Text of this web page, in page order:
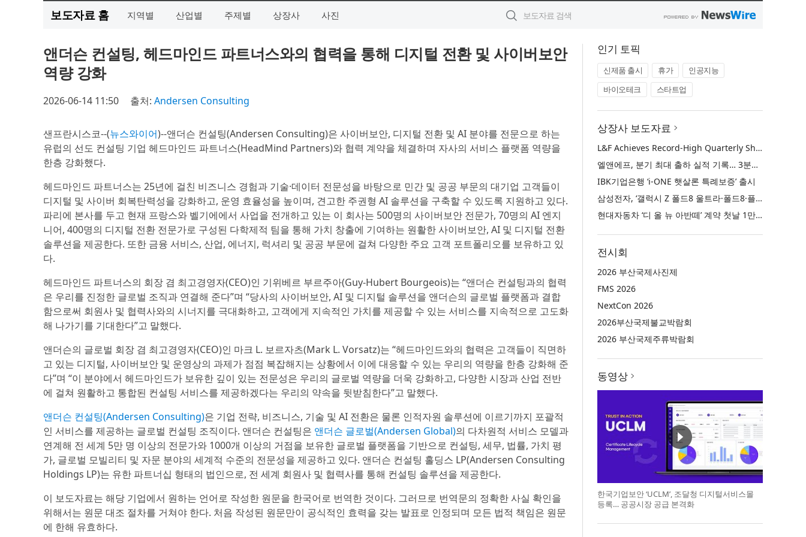
보도자료 홈 지역별 산업별 주제별 상장사 사진
앤더슨 컨설팅, 헤드마인드 파트너스와의 협력을 통해 디지털 전환 및 사이버보안
역량 강화
2026-06-14 11:50 출처: Andersen Consulting
샌프란시스코--(뉴스와이어)--앤더슨 컨설팅(Andersen Consulting)은 사이버보안, 디지털 전환 및 AI 분야를 전문으로 하는
유럽의 선도 컨설팅 기업 헤드마인드 파트너스(HeadMind Partners)와 협력 계약을 체결하며 자사의 서비스 플랫폼 역량을
한층 강화했다.
헤드마인드 파트너스는 25년에 걸친 비즈니스 경험과 기술·데이터 전문성을 바탕으로 민간 및 공공 부문의 대기업 고객들이
디지털 및 사이버 회복탄력성을 강화하고, 운영 효율성을 높이며, 견고한 주권형 AI 솔루션을 구축할 수 있도록 지원하고 있다.
파리에 본사를 두고 현재 프랑스와 벨기에에서 사업을 전개하고 있는 이 회사는 500명의 사이버보안 전문가, 70명의 AI 엔지
니어, 400명의 디지털 전환 전문가로 구성된 다학제적 팀을 통해 가치 창출에 기여하는 원활한 사이버보안, AI 및 디지털 전환
솔루션을 제공한다. 또한 금융 서비스, 산업, 에너지, 럭셔리 및 공공 부문에 걸쳐 다양한 주요 고객 포트폴리오를 보유하고 있
다.
헤드마인드 파트너스의 회장 겸 최고경영자(CEO)인 기위베르 부르주아(Guy-Hubert Bourgeois)는 “앤더슨 컨설팅과의 협력
은 우리를 진정한 글로벌 조직과 연결해 준다”며 “당사의 사이버보안, AI 및 디지털 솔루션을 앤더슨의 글로벌 플랫폼과 결합
함으로써 회원사 및 협력사와의 시너지를 극대화하고, 고객에게 지속적인 가치를 제공할 수 있는 서비스를 지속적으로 고도화
해 나가기를 기대한다”고 말했다.
앤더슨의 글로벌 회장 겸 최고경영자(CEO)인 마크 L. 보르자츠(Mark L. Vorsatz)는 “헤드마인드와의 협력은 고객들이 직면하
고 있는 디지털, 사이버보안 및 운영상의 과제가 점점 복잡해지는 상황에서 이에 대응할 수 있는 우리의 역량을 한층 강화해 준
다”며 “이 분야에서 헤드마인드가 보유한 깊이 있는 전문성은 우리의 글로벌 역량을 더욱 강화하고, 다양한 시장과 산업 전반
에 걸쳐 원활하고 통합된 컨설팅 서비스를 제공하겠다는 우리의 약속을 뒷받침한다”고 말했다.
앤더슨 컨설팅(Andersen Consulting)은 기업 전략, 비즈니스, 기술 및 AI 전환은 물론 인적자원 솔루션에 이르기까지 포괄적
인 서비스를 제공하는 글로벌 컨설팅 조직이다. 앤더슨 컨설팅은 앤더슨 글로벌(Andersen Global)의 다차원적 서비스 모델과
연계해 전 세계 5만 명 이상의 전문가와 1000개 이상의 거점을 보유한 글로벌 플랫폼을 기반으로 컨설팅, 세무, 법률, 가치 평
가, 글로벌 모빌리티 및 자문 분야의 세계적 수준의 전문성을 제공하고 있다. 앤더슨 컨설팅 홀딩스 LP(Andersen Consulting
Holdings LP)는 유한 파트너십 형태의 법인으로, 전 세계 회원사 및 협력사를 통해 컨설팅 솔루션을 제공한다.
이 보도자료는 해당 기업에서 원하는 언어로 작성한 원문을 한국어로 번역한 것이다. 그러므로 번역문의 정확한 사실 확인을
위해서는 원문 대조 절차를 거쳐야 한다. 처음 작성된 원문만이 공식적인 효력을 갖는 발표로 인정되며 모든 법적 책임은 원문
에 한해 유효하다.
인기 토픽
신제품 출시 휴가
인공지능
바이오테크
스타트업
상장사 보도자료
L&F Achieves Record-High Quarterly Shipments, Begins LFP Supply for North American ESS in Q3 Advancing its Two-Track NCM and LFP Growth Strategy
엘앤에프, 분기 최대 출하 실적 기록… 3분기 북미 ESS향 LFP 공급 착수 NCM+LFP ‘2-Track’ 성장 전략 실현
IBK기업은행 ‘i-ONE 햇살론 특례보증’ 출시
삼성전자, ‘갤럭시 Z 폴드8 울트라·폴드8·플립8’과 ‘갤럭시 워치 울트라2·워치9’ 국내 공식 출시
현대자동차 ‘디 올 뉴 아반떼’ 계약 첫날 1만 대 돌파
전시회
2026 부산국제사진제
FMS 2026
NextCon 2026
2026부산국제불교박람회
2026 부산국제주류박람회
동영상
한국기업보안 ‘UCLM’, 조달청 디지털서비스몰
등록… 공공시장 공급 본격화